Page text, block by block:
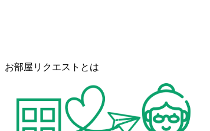
お部屋リクエストとは